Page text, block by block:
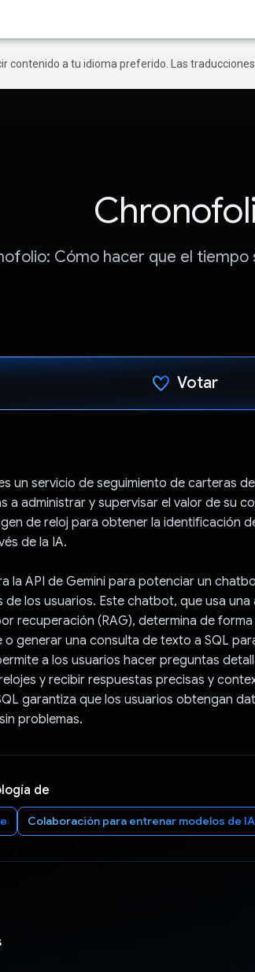
contenido a tu idioma preferido. Las
Cómo hacer que el tiempo
Votar
un servicio de seguimiento de carteras
a administrar y supervisar el valor de su
de reloj para obtener la identificación
de la IA.
la API de Gemini para potenciar un
de los usuarios. Este chatbot, que usa
recuperación (RAG), determina de
generar una consulta de texto a SQL
a los usuarios hacer preguntas
y recibir respuestas precisas y
garantiza que los usuarios obtengan
problemas.
de
Colaboración para entrenar modelos de